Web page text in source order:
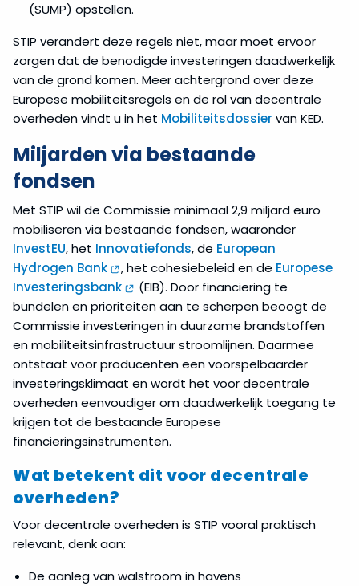
(SUMP) opstellen.
STIP verandert deze regels niet, maar moet ervoor
zorgen dat de benodigde investeringen daadwerkelijk
van de grond komen. Meer achtergrond over deze
Europese mobiliteitsregels en de rol van decentrale
overheden vindt u in het Mobiliteitsdossier van KED.
Miljarden via bestaande
fondsen
Met STIP wil de Commissie minimaal 2,9 miljard euro
mobiliseren via bestaande fondsen, waaronder
InvestEU, het Innovatiefonds, de European
Hydrogen Bank
, het cohesiebeleid en de Europese
Investeringsbank
(EIB). Door financiering te
bundelen en prioriteiten aan te scherpen beoogt de
Commissie investeringen in duurzame brandstoffen
en mobiliteitsinfrastructuur stroomlijnen. Daarmee
ontstaat voor producenten een voorspelbaarder
investeringsklimaat en wordt het voor decentrale
overheden eenvoudiger om daadwerkelijk toegang te
krijgen tot de bestaande Europese
financieringsinstrumenten.
Wat betekent dit voor decentrale
overheden?
Voor decentrale overheden is STIP vooral praktisch
relevant, denk aan:
De aanleg van walstroom in havens